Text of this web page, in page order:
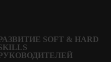
SOFT & HARD